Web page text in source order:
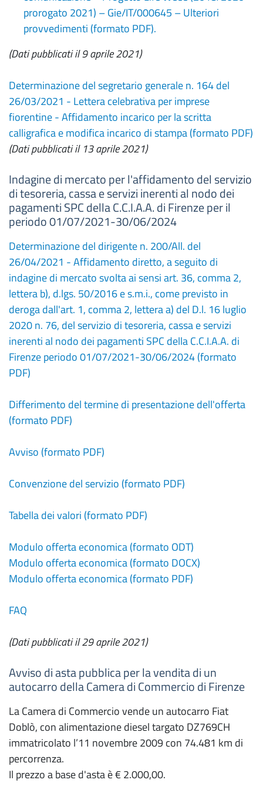
prorogato 2021) – Gie/IT/000645 – Ulteriori
provvedimenti (formato PDF).
(Dati pubblicati il 9 aprile 2021)
Determinazione del segretario generale n. 164 del
26/03/2021 - Lettera celebrativa per imprese
fiorentine - Affidamento incarico per la scritta
calligrafica e modifica incarico di stampa (formato PDF)
(Dati pubblicati il 13 aprile 2021)
Indagine di mercato per l'affidamento del servizio
di tesoreria, cassa e servizi inerenti al nodo dei
pagamenti SPC della C.C.I.A.A. di Firenze per il
periodo 01/07/2021-30/06/2024
Determinazione del dirigente n. 200/All. del
26/04/2021 - Affidamento diretto, a seguito di
indagine di mercato svolta ai sensi art. 36, comma 2,
lettera b), d.lgs. 50/2016 e s.m.i., come previsto in
deroga dall'art. 1, comma 2, lettera a) del D.l. 16 luglio
2020 n. 76, del servizio di tesoreria, cassa e servizi
inerenti al nodo dei pagamenti SPC della C.C.I.A.A. di
Firenze periodo 01/07/2021-30/06/2024 (formato
PDF)
Differimento del termine di presentazione dell'offerta
(formato PDF)
Avviso (formato PDF)
Convenzione del servizio (formato PDF)
Tabella dei valori (formato PDF)
Modulo offerta economica (formato ODT)
Modulo offerta economica (formato DOCX)
Modulo offerta economica (formato PDF)
FAQ
(Dati pubblicati il 29 aprile 2021)
Avviso di asta pubblica per la vendita di un
autocarro della Camera di Commercio di Firenze
La Camera di Commercio vende un autocarro Fiat
Doblò, con alimentazione diesel targato DZ769CH
immatricolato l’11 novembre 2009 con 74.481 km di
percorrenza.
Il prezzo a base d'asta è € 2.000,00.